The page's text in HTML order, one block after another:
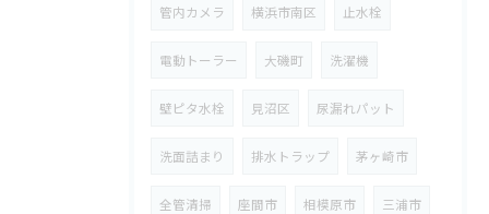
管内カメラ 横浜市南区 止水栓
電動トーラー 大磯町 洗濯機
壁ピタ水栓 見沼区 尿漏れパット
洗面詰まり 排水トラップ 茅ヶ崎市
全管清掃 座間市 相模原市 三浦市